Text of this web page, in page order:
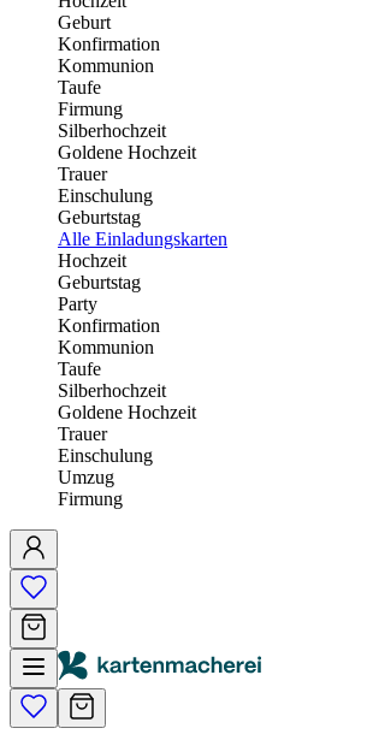
Geburt
Konfirmation
Kommunion
Taufe
Firmung
Silberhochzeit
Goldene Hochzeit
Trauer
Einschulung
Geburtstag
Alle Einladungskarten
Hochzeit
Geburtstag
Party
Konfirmation
Kommunion
Taufe
Silberhochzeit
Goldene Hochzeit
Trauer
Einschulung
Umzug
Firmung